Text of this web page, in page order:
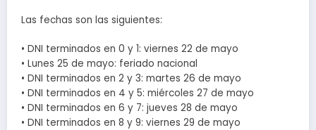
Las fechas son las siguientes:
• DNI terminados en 0 y 1: viernes 22 de mayo
• Lunes 25 de mayo: feriado nacional
• DNI terminados en 2 y 3: martes 26 de mayo
• DNI terminados en 4 y 5: miércoles 27 de mayo
• DNI terminados en 6 y 7: jueves 28 de mayo
• DNI terminados en 8 y 9: viernes 29 de mayo